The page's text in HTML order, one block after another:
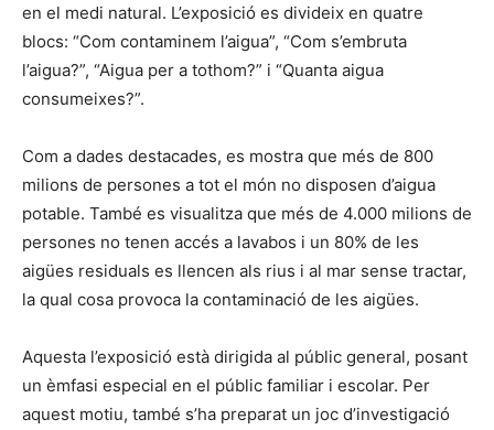
en el medi natural. L’exposició es divideix en quatre
blocs: “Com contaminem l’aigua”, “Com s’embruta
l’aigua?”, “Aigua per a tothom?” i “Quanta aigua
consumeixes?”.
Com a dades destacades, es mostra que més de 800
milions de persones a tot el món no disposen d’aigua
potable. També es visualitza que més de 4.000 milions de
persones no tenen accés a lavabos i un 80% de les
aigües residuals es llencen als rius i al mar sense tractar,
la qual cosa provoca la contaminació de les aigües.
Aquesta l’exposició està dirigida al públic general, posant
un èmfasi especial en el públic familiar i escolar. Per
aquest motiu, també s’ha preparat un joc d’investigació